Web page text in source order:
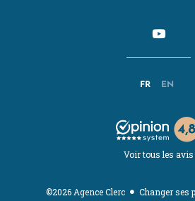
FR EN
Voir tous les avis
©2026 Agence Clerc Changer ses